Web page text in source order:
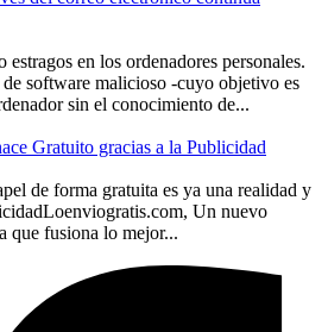
en los ordenadores personales.
software malicioso -cuyo objetivo es
sin el conocimiento de...
Gratuito gracias a la Publicidad
de forma gratuita es ya una realidad y
Un nuevo
que fusiona lo mejor...